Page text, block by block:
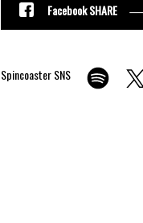
Facebook SHARE
Spincoaster SNS